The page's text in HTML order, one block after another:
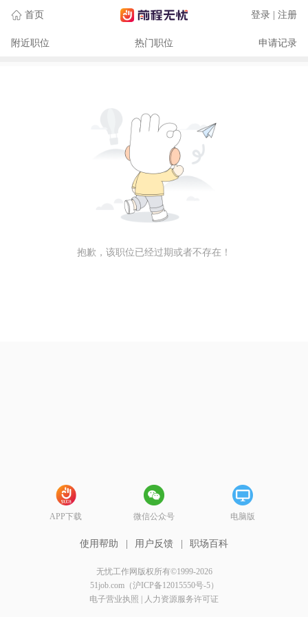
首页 登录 | 注册
附近职位 热门职位 申请记录
抱歉，该职位已经过期或者不存在！
APP下载 微信公众号 电脑版
使用帮助 用户反馈 职场百科
无忧工作网版权所有©1999-2026
51job.com（沪ICP备12015550号-5）
电子营业执照
人力资源服务许可证